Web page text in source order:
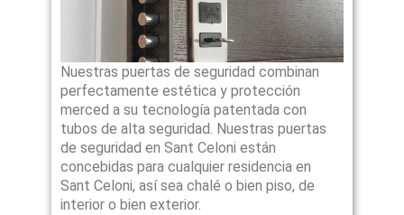
Nuestras puertas de seguridad combinan
perfectamente estética y protección
merced a su tecnología patentada con
tubos de alta seguridad. Nuestras puertas
de seguridad en Sant Celoni están
concebidas para cualquier residencia en
Sant Celoni, así sea chalé o bien piso, de
interior o bien exterior.